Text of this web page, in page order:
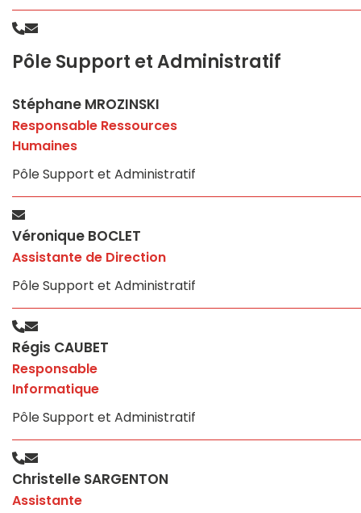
Pôle Support et Administratif
Stéphane MROZINSKI
Responsable Ressources
Humaines
Pôle Support et Administratif
Véronique BOCLET
Assistante de Direction
Pôle Support et Administratif
Régis CAUBET
Responsable
Informatique
Pôle Support et Administratif
Christelle SARGENTON
Assistante